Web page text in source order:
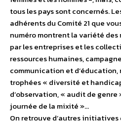
tous les pays sont concernés.
adhérents du Comité 21 que
numéro montrent la variété des
par les entreprises et les
ressources humaines,
communication et d’éducation,
trophées « diversité et
d’observation, « audit de
journée de la mixité »…
On retrouve d’autres initiatives